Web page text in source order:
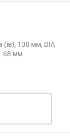
(ів), 130 мм, DIA
68 мм